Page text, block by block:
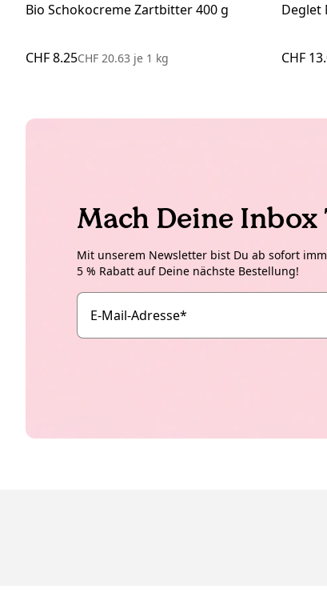
Bio Schokocreme Zartbitter 400 g
CHF 8.25CHF 20.63 je 1 kg
Deglet
CHF
Mach Deine
Mit unserem Newsletter bist Du ab sofort
5 % Rabatt auf Deine nächste Bestellung!
E-Mail-Adresse*